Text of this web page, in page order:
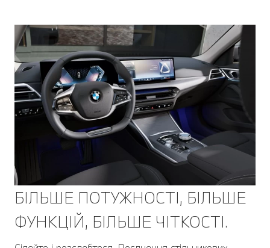
БІЛЬШЕ ПОТУЖНОСТІ, БІЛЬШЕ
ФУНКЦІЙ, БІЛЬШЕ ЧІТКОСТІ.